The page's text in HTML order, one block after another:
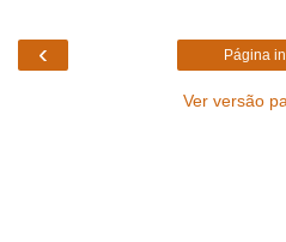
‹ Página
Ver versão